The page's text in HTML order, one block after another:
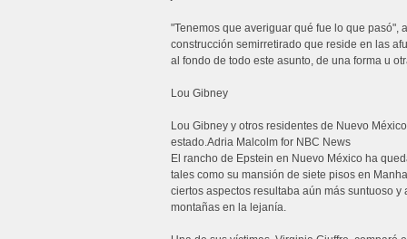
"Tenemos que averiguar qué fue lo que pasó",
construcción semirretirado que reside en las
al fondo de todo este asunto, de una forma u
Lou Gibney
Lou Gibney y otros residentes de Nuevo
estado.Adria Malcolm for NBC News
El rancho de Epstein en Nuevo México ha
tales como su mansión de siete pisos en
ciertos aspectos resultaba aún más suntuoso
montañas en la lejanía.